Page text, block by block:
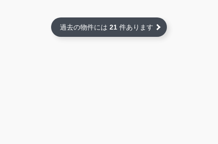
過去の物件には 21 件あります